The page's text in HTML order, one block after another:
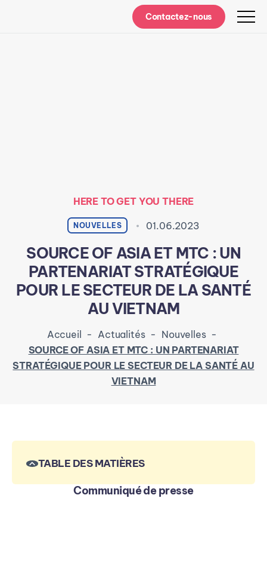
HERE TO GET YOU THERE
NOUVELLES 01.06.2023
SOURCE OF ASIA ET MTC : UN
PARTENARIAT STRATÉGIQUE
POUR LE SECTEUR DE LA SANTÉ
AU VIETNAM
Accueil - Actualités - Nouvelles -
SOURCE OF ASIA ET MTC : UN PARTENARIAT
STRATÉGIQUE POUR LE SECTEUR DE LA SANTÉ AU
VIETNAM
Contactez-nous
Communiqué de presse
TABLE DES MATIÈRES